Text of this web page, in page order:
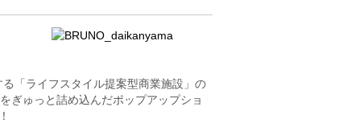
「ライフスタイル提案型商業施設」の
ぎゅっと詰め込んだポップアップショ